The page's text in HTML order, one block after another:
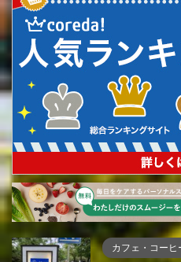
カフェ・コーヒ